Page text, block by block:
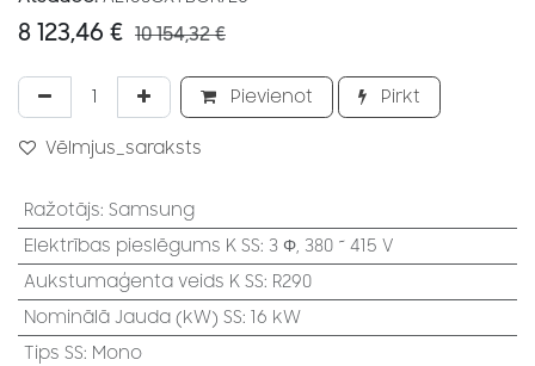
8 123,46 € 10 154,32€
Pievienot Pirkt
Vēlmjus_saraksts
Ražotājs: Samsung
Elektrības pieslēgums K SS: 3 Φ, 380 ~ 415 V
Aukstumaģenta veids K SS: R290
Nominālā Jauda (kW) SS: 16 kW
Tips SS: Mono